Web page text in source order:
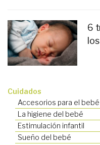
6
Cuidados
Accesorios para el bebé
La higiene del bebé
Estimulación infantil
Sueño del bebé